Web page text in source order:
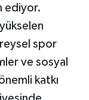
ediyor.
spor
ve sosyal
katkı